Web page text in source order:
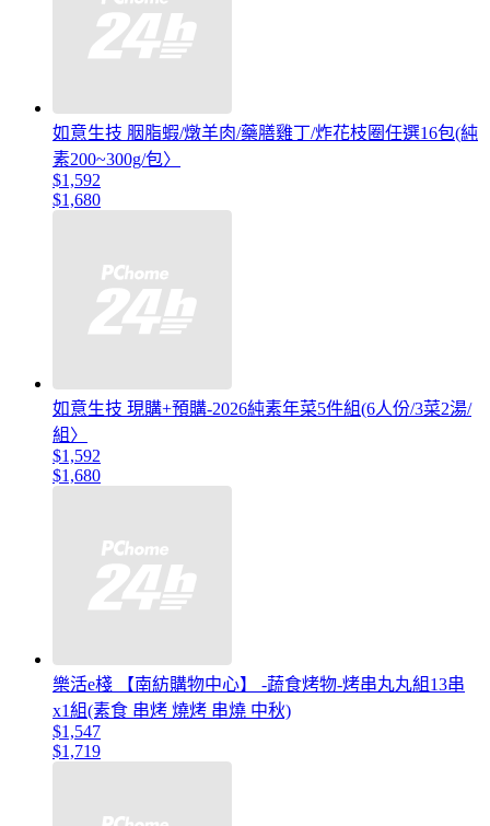
如意生技 胭脂蝦/燉羊肉/藥膳雞丁/炸花枝圈任選16包(純
素200~300g/包〉
$1,592
$1,680
如意生技 現購+預購-2026純素年菜5件組(6人份/3菜2湯/
組〉
$1,592
$1,680
樂活e棧 【南紡購物中心】 -蔬食烤物-烤串丸丸組13串
x1組(素食 串烤 燒烤 串燒 中秋)
$1,547
$1,719